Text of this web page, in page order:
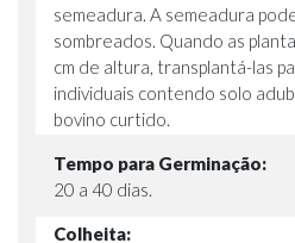
semeadura. A semeadura
sombreados. Quando as
cm de altura, transplantá-las
individuais contendo solo
bovino curtido.
Tempo para Germinação:
20 a 40 dias.
Colheita: